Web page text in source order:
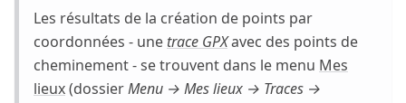
Les résultats de la création de points par
coordonnées - une trace GPXavec des points de
cheminement - se trouvent dans le menu Mes
lieux(dossierMenu → Mes lieux → Traces →